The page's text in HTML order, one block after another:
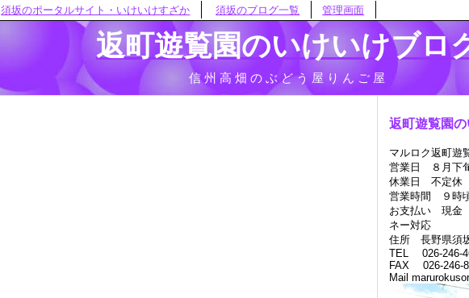
須坂のポータルサイト・いけいけすざか 須坂のブログ一覧 管理画面
返町遊覧園のいけいけブロ
信州高畑のぶどう屋りんご屋
返町遊覧園
マルロク返町遊
営業日 ８月下
休業日 不定休
営業時間 ９時
お支払い 現金
ネー対応
住所 長野県須
TEL 026-246-
FAX 026-246-
Mail